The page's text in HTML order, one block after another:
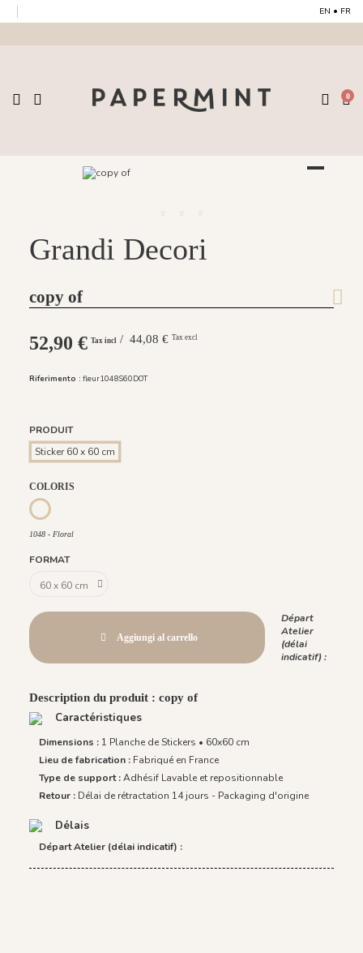
EN • FR
0
Grandi Decori
copy of
52,90 € Tax incl / 44,08 € Tax excl
Riferimento : fleur1048S60DOT
PRODUIT
Sticker 60 x 60 cm
COLORIS
1048 - Floral
1048 - Floral
FORMAT
Aggiungi al carrello
Départ
Atelier
(délai
indicatif) :
Description du produit : copy of
Caractéristiques
Dimensions : 1 Planche de Stickers • 60x60 cm
Lieu de fabrication : Fabriqué en France
Type de support :Adhésif Lavable et repositionnable
Retour : Délai de rétractation 14 jours - Packaging d'origine
Délais
Départ Atelier (délai indicatif) :